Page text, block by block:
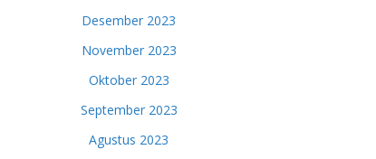
Desember 2023
November 2023
Oktober 2023
September 2023
Agustus 2023